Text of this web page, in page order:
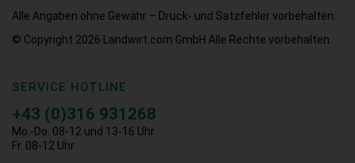
Alle Angaben ohne Gewähr – Druck- und Satzfehler vorbehalten.
© Copyright 2026
Landwirt.com GmbH Alle Rechte vorbehalten.
SERVICE HOTLINE
+43 (0)316 931268
Mo.-Do. 08-12 und 13-16 Uhr
Fr. 08-12 Uhr